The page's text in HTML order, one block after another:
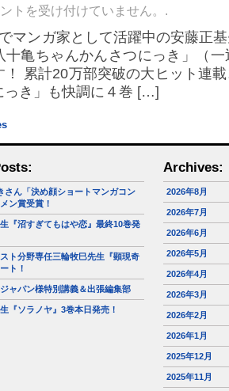
トを受け付けていません。 .
マンガ家として活躍中の安藤正
十亀ちゃんかんさつにっき」（
！ 累計20万部突破の大ヒット連
っき」も快調に４巻 […]
さん「決め顔ショートマンガコン
ン賞受賞！
『沼すぎてもはや恋』最終10巻発
ト分野専任三輪牧巳先生『顕現奇
ト！
ャパン様特別講義＆出張編集部
『ソラノヤ』3巻本日発売！
Archives:
2026年8月
2026年7月
2026年6月
2026年5月
2026年4月
2026年3月
2026年2月
2026年1月
2025年12月
2025年11月